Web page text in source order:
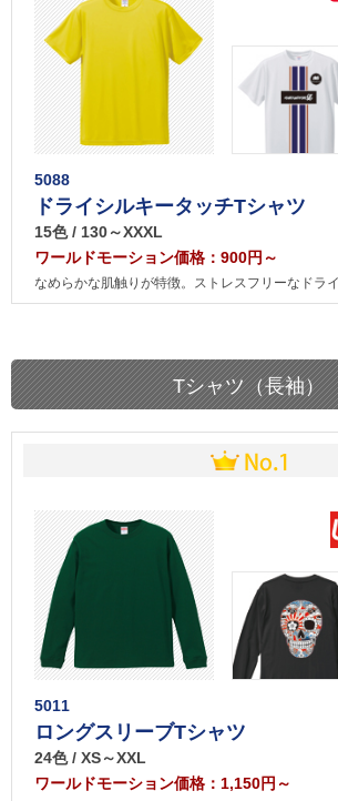
5088
ドライシルキータッチTシャツ
15色 / 130～XXXL
ワールドモーション価格：900円～
なめらかな肌触りが特徴。ストレスフリーなドラ
Tシャツ（長袖）
5011
ロングスリーブTシャツ
24色 / XS～XXL
ワールドモーション価格：1,150円～